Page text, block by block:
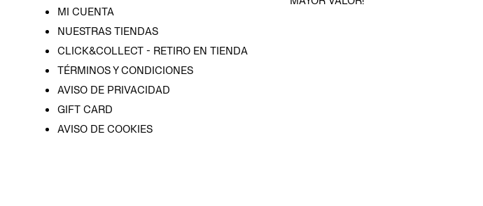
MI CUENTA
NUESTRAS TIENDAS
CLICK&COLLECT - RETIRO EN TIENDA
TÉRMINOS Y CONDICIONES
AVISO DE PRIVACIDAD
GIFT CARD
AVISO DE COOKIES